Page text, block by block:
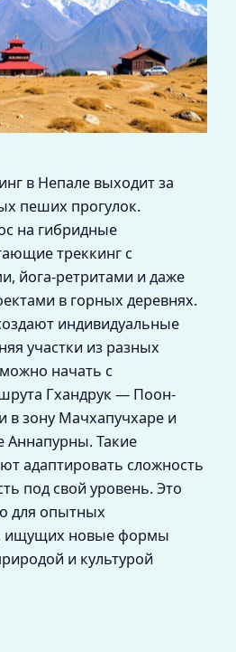
в Непале выходит за
пеших прогулок.
на гибридные
треккинг с
йога-ретритами и даже
в горных деревнях.
индивидуальные
участки из разных
начать с
Гхандрук — Поон-
в зону Мачхапучхаре и
Аннапурны. Такие
адаптировать сложность
под свой уровень. Это
для опытных
ищущих новые формы
и культурой